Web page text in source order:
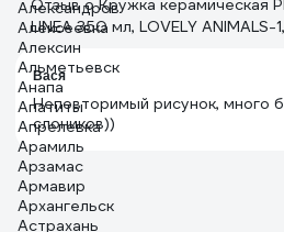
Отзыв о Кружка керамическая
LINEA 350 мл, LOVELY ANIMALS-
063611
Вася
Неповторимый рисунок, много
слоников))
Александров
Алексеевка
Алексин
Альметьевск
Анапа
Апатиты
Апрелевка
Арамиль
Арзамас
Армавир
Архангельск
Астрахань